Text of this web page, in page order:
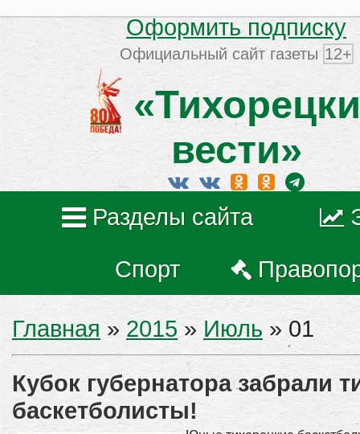
Оформить подписку
Официальный сайт газеты 12+
вести»
Разделы сайта
Спорт
Главная » 2015 » Июль » 01
Кубок губернатора забрали
баскетболисты!